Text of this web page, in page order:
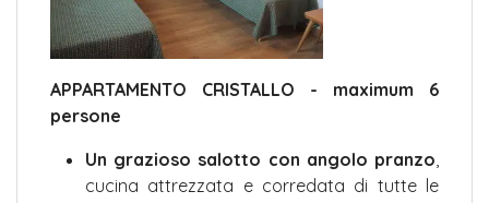
APPARTAMENTO CRISTALLO - maximum 6
persone
Un grazioso salotto con angolo pranzo,
cucina attrezzata e corredata di tutte le